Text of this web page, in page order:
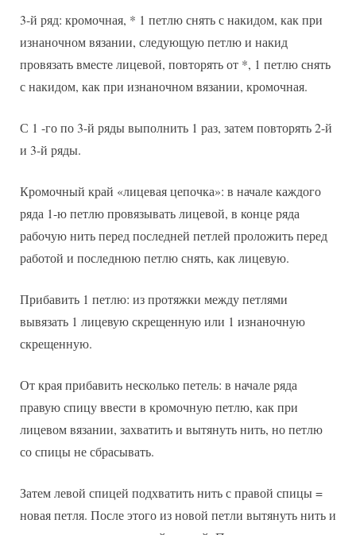
3-й ряд: кромочная, * 1 петлю снять с накидом, как при
изнаночном вязании, следующую петлю и накид
провязать вместе лицевой, повторять от *, 1 петлю снять
с накидом, как при изнаночном вязании, кромочная.
С 1 -го по 3-й ряды выполнить 1 раз, затем повторять 2-й
и 3-й ряды.
Кромочный край «лицевая цепочка»: в начале каждого
ряда 1-ю петлю провязывать лицевой, в конце ряда
рабочую нить перед последней петлей проложить перед
работой и последнюю петлю снять, как лицевую.
Прибавить 1 петлю: из протяжки между петлями
вывязать 1 лицевую скрещенную или 1 изнаночную
скрещенную.
От края прибавить несколько петель: в начале ряда
правую спицу ввести в кромочную петлю, как при
лицевом вязании, захватить и вытянуть нить, но петлю
со спицы не сбрасывать.
Затем левой спицей подхватить нить с правой спицы =
новая петля. После этого из новой петли вытянуть нить и